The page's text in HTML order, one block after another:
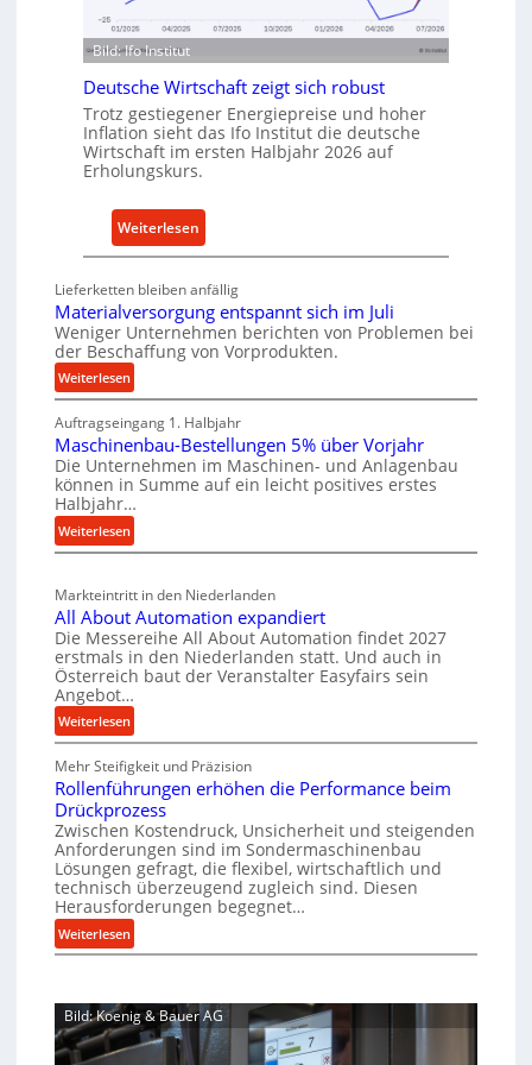
r
i
e
-
s
t
z
t
i
l
e
n
e
ü
r
n
a
c
h
h
a
l
t
i
g
e
W
k
z
e
b
u
p
r
o
s
s
Bild: Ifo Institut
Deutsche Wirtschaft zeigt sich robust
Trotz gestiegener Energiepreise und hoher
Inflation sieht das Ifo Institut die deutsche
Wirtschaft im ersten Halbjahr 2026 auf
Erholungskurs.
Weiterlesen:
D
u
t
s
h
e
W
s
h
a
f
t
i
g
t
s
i
c
h
o
u
s
t
Lieferketten bleiben anfällig
Materialversorgung entspannt sich im Juli
Weniger Unternehmen berichten von Problemen bei
der Beschaffung von Vorprodukten.
Weiterlesen:
M
a
t
e
r
i
a
l
e
r
s
o
g
u
n
g
e
n
t
s
p
a
n
s
i
c
Auftragseingang 1. Halbjahr
Maschinenbau-Bestellungen 5% über Vorjahr
Die Unternehmen im Maschinen- und Anlagenbau
können in Summe auf ein leicht positives erstes
Halbjahr…
Weiterlesen:
M
s
c
h
i
n
e
n
a
u
B
e
s
t
e
l
u
n
g
Markteintritt in den Niederlanden
All About Automation expandiert
Die Messereihe All About Automation findet 2027
erstmals in den Niederlanden statt. Und auch in
Österreich baut der Veranstalter Easyfairs sein
Angebot…
Weiterlesen:
A
l
l
A
b
o
u
t
A
u
m
a
Mehr Steifigkeit und Präzision
Rollenführungen erhöhen die Performance beim
Drückprozess
Zwischen Kostendruck, Unsicherheit und steigenden
Anforderungen sind im Sondermaschinenbau
Lösungen gefragt, die flexibel, wirtschaftlich und
technisch überzeugend zugleich sind. Diesen
Herausforderungen begegnet…
Weiterlesen:
R
l
l
e
Bild: Koenig & Bauer AG